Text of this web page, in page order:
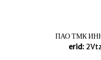
ПАО ТМК
erid: